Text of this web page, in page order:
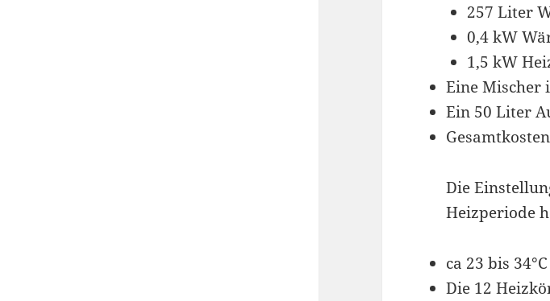
257 Liter
0,4 kW
1,5 kW
Eine Mischer
Ein 50 Liter
Die
Heizperiode
ca 23 bis
Die 12